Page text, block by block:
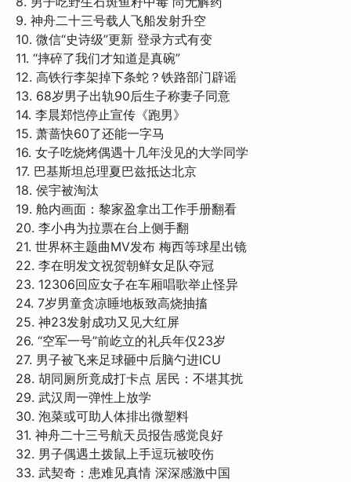
9. 神舟二十三号载人飞船发射升空
10. 微信“史诗级”更新 登录方式有变
11. “摔碎了我们才知道是真碗”
12. 高铁行李架掉下条蛇？铁路部门辟谣
13. 68岁男子出轨90后生子称妻子同意
14. 李晨郑恺停止宣传《跑男》
15. 萧蔷快60了还能一字马
16. 女子吃烧烤偶遇十几年没见的大学同学
17. 巴基斯坦总理夏巴兹抵达北京
18. 侯宇被淘汰
19. 舱内画面：黎家盈拿出工作手册翻看
20. 李小冉为拉票在台上侧手翻
21. 世界杯主题曲MV发布 梅西等球星出镜
22. 李在明发文祝贺朝鲜女足队夺冠
23. 12306回应女子在车厢唱歌举止怪异
24. 7岁男童贪凉睡地板致高烧抽搐
25. 神23发射成功又见大红屏
26. “空军一号”前屹立的礼兵年仅23岁
27. 男子被飞来足球砸中后脑勺进ICU
28. 胡同厕所竟成打卡点 居民：不堪其扰
29. 武汉周一弹性上放学
30. 泡菜或可助人体排出微塑料
31. 神舟二十三号航天员报告感觉良好
32. 男子偶遇土拨鼠上手逗玩被咬伤
33. 武契奇：患难见真情 深深感激中国